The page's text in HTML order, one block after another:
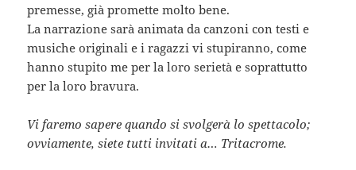
premesse, già promette molto bene.
La narrazione sarà animata da canzoni con testi e
musiche originali e i ragazzi vi stupiranno, come
hanno stupito me per la loro serietà e soprattutto
per la loro bravura.
Vi faremo sapere quando si svolgerà lo spettacolo;
ovviamente, siete tutti invitati a… Tritacrome.